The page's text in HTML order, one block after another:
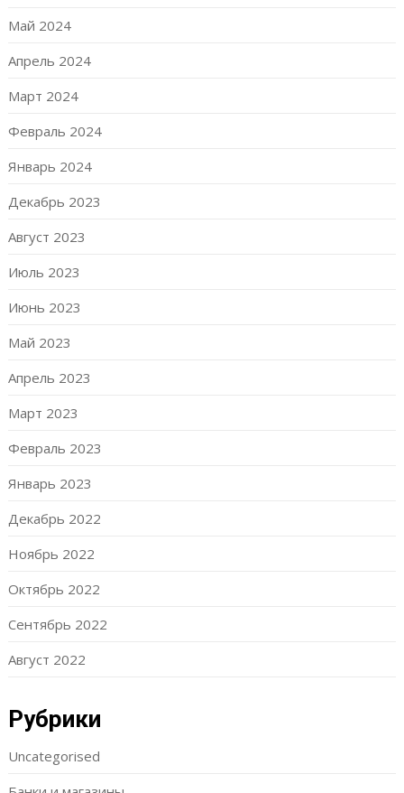
Май 2024
Апрель 2024
Март 2024
Февраль 2024
Январь 2024
Декабрь 2023
Август 2023
Июль 2023
Июнь 2023
Май 2023
Апрель 2023
Март 2023
Февраль 2023
Январь 2023
Декабрь 2022
Ноябрь 2022
Октябрь 2022
Сентябрь 2022
Август 2022
Рубрики
Uncategorised